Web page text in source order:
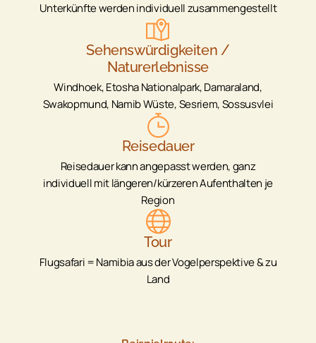
Unterkünfte werden individuell zusammengestellt
Sehenswürdigkeiten /
Naturerlebnisse
Windhoek, Etosha Nationalpark, Damaraland,
Swakopmund, Namib Wüste, Sesriem, Sossusvlei
Reisedauer
Reisedauer kann angepasst werden, ganz
individuell mit längeren/kürzeren Aufenthalten je
Region
Tour
Flugsafari = Namibia aus der Vogelperspektive & zu
Land